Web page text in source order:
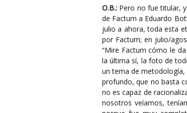
O.B.: Pero no fue titular,
de Factum a Eduardo
julio a ahora, toda esta
por Factum; en julio/
“Mire Factum cómo le
la última sí, la foto de
un tema de
profundo, que no basta
no es capaz de
nosotros veíamos,